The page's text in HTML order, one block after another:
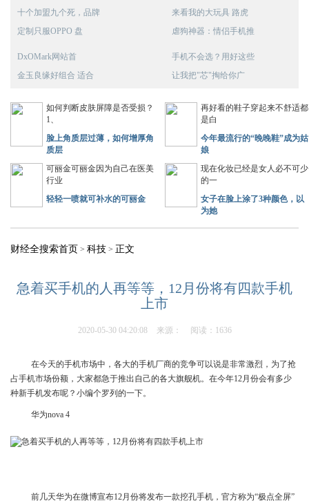
十个加盟九个死，品牌
定制只服OPPO 盘
来看我的大玩具 路虎
虐狗神器：情侣手机推
DxOMark网站首
金玉良缘好组合 适合
手机不会选？用好这些
让我把"芯"掏给你广
如何判断皮肤屏障是否受损？
1、
脸上角质层过薄，如何增厚角
质层
再好看的鞋子穿起来不舒适都
是白
今年最流行的“晚晚鞋”成为姑
娘
可丽金可丽金因为自己在医美
行业
轻轻一喷就可补水的可丽金
现在化妆已经是女人必不可少
的一
女子在脸上涂了3种颜色，以
为她
财经全搜索首页 > 科技 > 正文
急着买手机的人再等等，12月份将有四款手机
上市
2020-05-30 04:20:08 来源： 阅读：1636
在今天的手机市场中，各大的手机厂商的竞争可以说是非常激烈，为了抢
占手机市场份额，大家都急于推出自己的各大旗舰机。在今年12月份会有多少
种新手机发布呢？小编个罗列的一下。
华为nova 4
前几天华为在微博宣布12月份将发布一款挖孔手机，官方称为“极点全屏”